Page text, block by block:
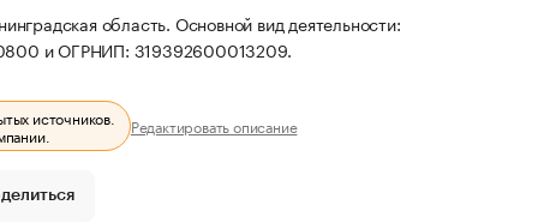
область. Основной вид деятельности:
и ОГРНИП: 319392600013209.
источников.
Редактировать описание